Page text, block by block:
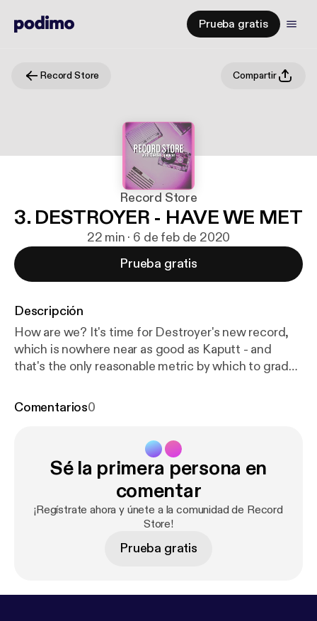
Prueba gratis
Record Store Compartir
Record Store
3. DESTROYER - HAVE WE MET
22 min · 6 de feb de 2020
Prueba gratis
Descripción
How are we? It's time for Destroyer's new record,
which is nowhere near as good as Kaputt - and
that's the only reasonable metric by which to grade
Comentarios0
Sé la primera persona en
comentar
¡Regístrate ahora y únete a la comunidad de Record
Store!
Prueba gratis